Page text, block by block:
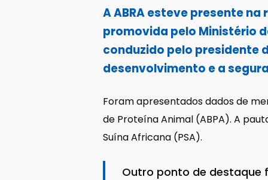
A ABRA esteve presente
promovida pelo Ministério
conduzido pelo presidente
desenvolvimento e a
Foram apresentados dados de
de Proteína Animal (ABPA). A
Suína Africana (PSA).
Outro ponto de destaque